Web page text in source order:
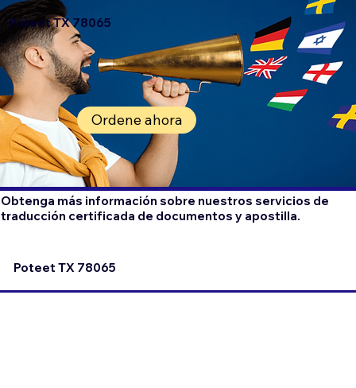
Poteet TX 78065
Ordene ahora
Obtenga más información sobre nuestros servicios de
traducción certificada de documentos y apostilla.
Poteet TX 78065